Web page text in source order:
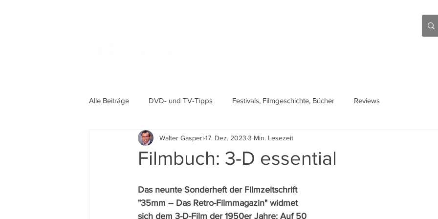
Alle Beiträge DVD- und TV-Tipps Festivals, Filmgeschichte, Bücher Reviews
Filmbuch: 3-D essential
Walter Gasperi17. Dez. 2023 3 Min. Lesezeit
Das neunte Sonderheft der Filmzeitschrift
"35mm – Das Retro-Filmmagazin" widmet
sich dem 3-D-Film der 1950er Jahre: Auf 50